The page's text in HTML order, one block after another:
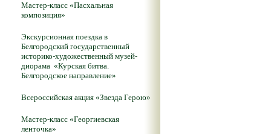
Мастер-класс «Пасхальная
композиция»
Экскурсионная поездка в
Белгородский государственный
историко-художественный музей-
диорама «Курская битва.
Белгородское направление»
Всероссийская акция «Звезда Герою»
Мастер-класс «Георгиевская
ленточка»